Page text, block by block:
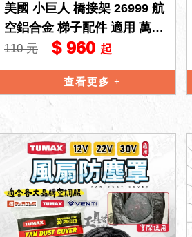
美國 小巨人 橋接架 26999 航
空鋁合金 梯子配件 適用 萬用
梯 巨匠梯 航用梯 安全梯 A字
110 元 $ 960 起
查看更多